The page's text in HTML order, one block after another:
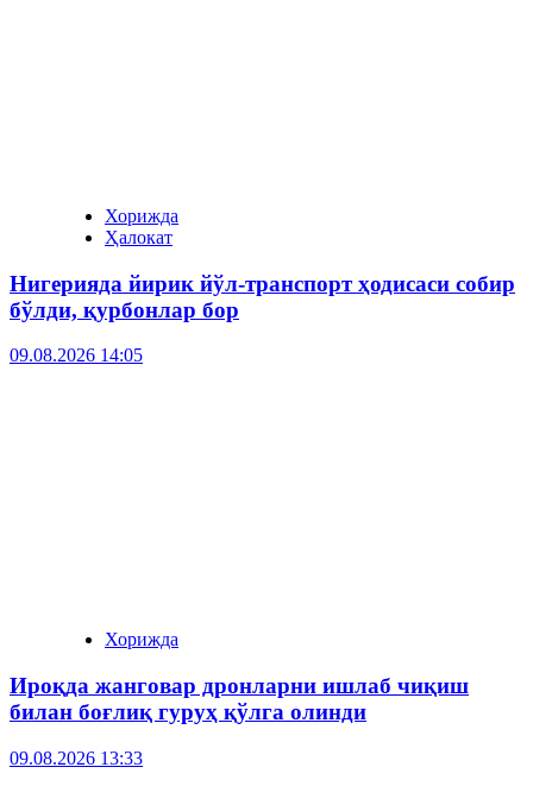
Хорижда
Ҳалокат
Нигерияда йирик йўл-транспорт ҳодисаси собир
бўлди, қурбонлар бор
09.08.2026 14:05
Хорижда
Ироқда жанговар дронларни ишлаб чиқиш
билан боғлиқ гуруҳ қўлга олинди
09.08.2026 13:33